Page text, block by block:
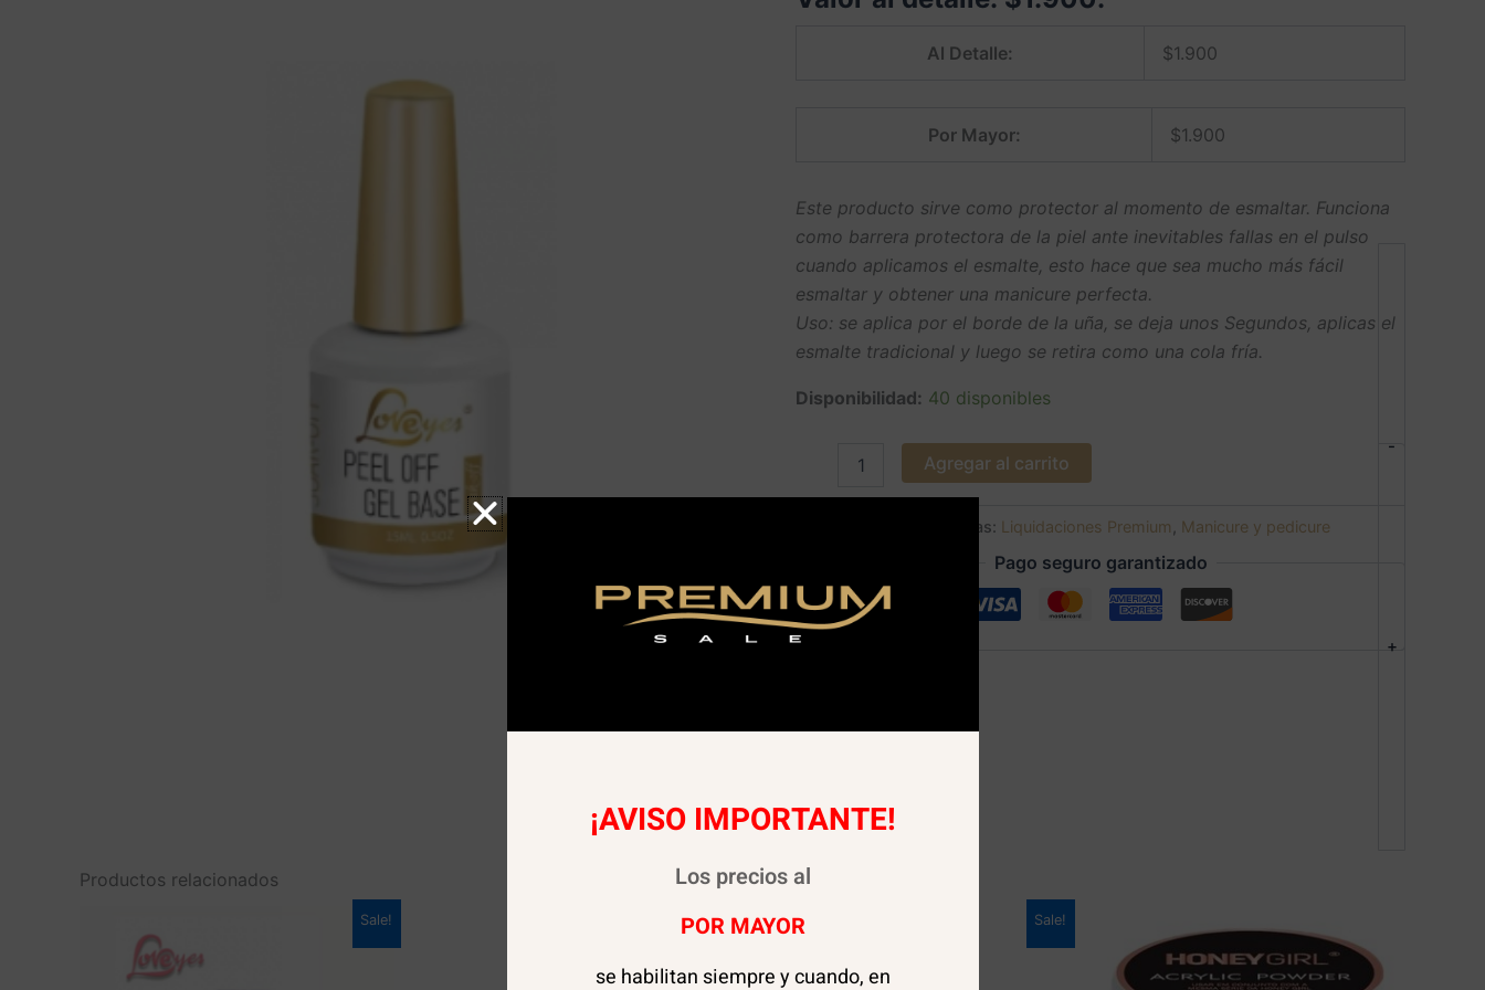
Al Detalle: $1.900
Por Mayor: $1.900
Este producto sirve como protector al momento de esmaltar. Funciona
como barrera protectora de la piel ante inevitables fallas en el pulso
cuando aplicamos el esmalte, esto hace que sea mucho más fácil
esmaltar y obtener una manicure perfecta.
Uso: se aplica por el borde de la uña, se deja unos Segundos, aplicas el
esmalte tradicional y luego se retira como una cola fría.
Disponibilidad: 40 disponibles
-
+
Agregar al carrito
Categorías: Liquidaciones Premium Manicure y pedicure
Pago seguro garantizado
Productos relacionados
Sale! Sale!
producto
tiene
¡AVISO IMPORTANTE!
Los precios al
POR MAYOR
se habilitan siempre y cuando, en